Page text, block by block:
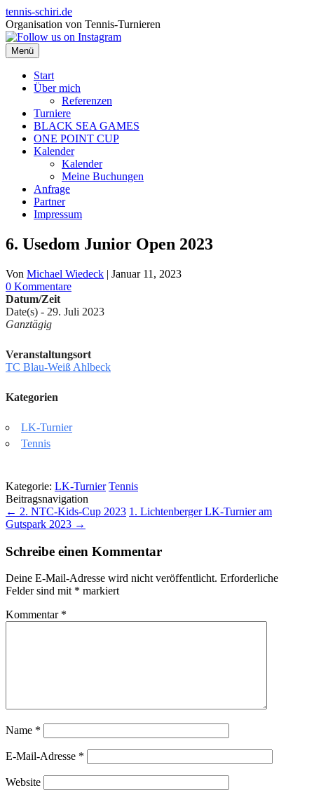
Zum
Inhalt
springen
tennis-schiri.de
Organisation von Tennis-Turnieren
Menü
Start
Über mich
Referenzen
Turniere
BLACK SEA GAMES
ONE POINT CUP
Kalender
Kalender
Meine Buchungen
Anfrage
Partner
Impressum
6. Usedom Junior Open 2023
Von Michael Wiedeck | Januar 11, 2023
0 Kommentare
Datum/Zeit
Date(s) - 29. Juli 2023
Ganztägig
Veranstaltungsort
TC Blau-Weiß Ahlbeck
Kategorien
LK-Turnier
Tennis
Kategorie: LK-Turnier Tennis
Beitragsnavigation
← 2. NTC-Kids-Cup 2023 1. Lichtenberger LK-Turnier am
Gutspark 2023 →
Schreibe einen Kommentar
Deine E-Mail-Adresse wird nicht veröffentlicht. Erforderliche
Felder sind mit * markiert
Kommentar *
Name *
E-Mail-Adresse *
Website